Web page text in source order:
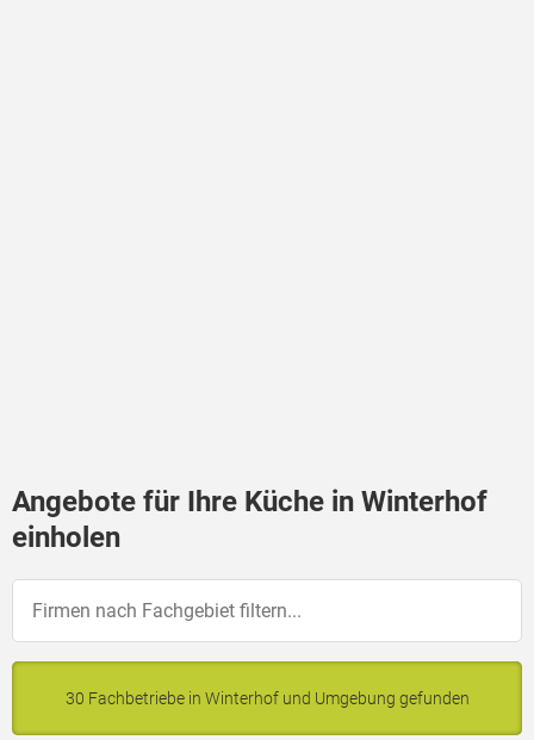
Angebote für Ihre Küche in Winterhof
einholen
30 Fachbetriebe in Winterhof und Umgebung gefunden